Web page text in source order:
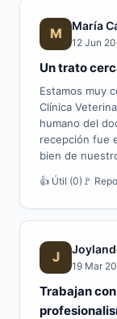
M María
12 Jun
Un trato
Estamos muy
Clínica
humano del
recepción fue
bien de
👍 Útil (0) 🚩
J
19 Mar
Trabajan